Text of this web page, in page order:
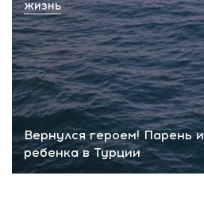
Вернулся героем! Парень
ребенка в Турции
ЖИЗНЬ